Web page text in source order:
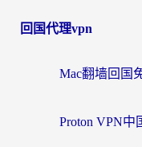
回国代理vpn